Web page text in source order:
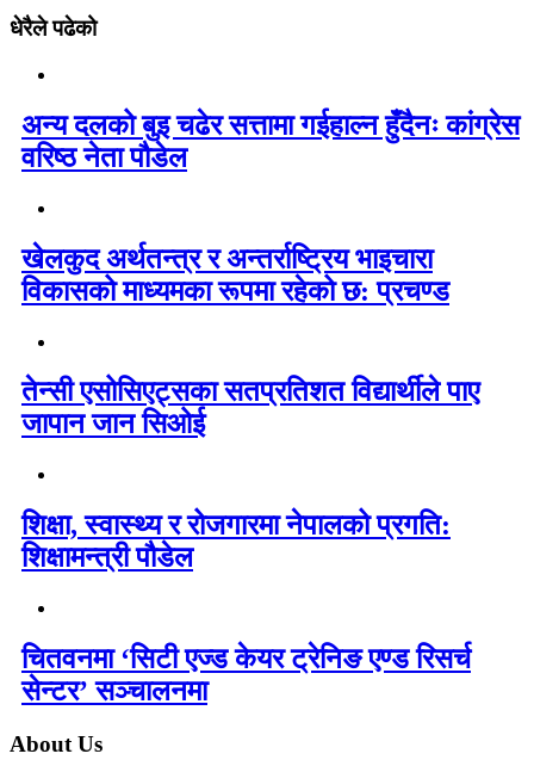
धेरैले पढेको
अन्य दलको बुइ चढेर सत्तामा गईहाल्न हुँदैनः कांग्रेस
वरिष्ठ नेता पौडेल
खेलकुद अर्थतन्त्र र अन्तर्राष्ट्रिय भाइचारा
विकासको माध्यमका रूपमा रहेको छ: प्रचण्ड
तेन्सी एसोसिएट्सका सतप्रतिशत विद्यार्थीले पाए
जापान जान सिओई
शिक्षा, स्वास्थ्य र रोजगारमा नेपालको प्रगति:
शिक्षामन्त्री पौडेल
चितवनमा ‘सिटी एज्ड केयर ट्रेनिङ एण्ड रिसर्च
सेन्टर’ सञ्चालनमा
About Us